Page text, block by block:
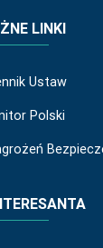
LINKI
Ustaw
Polski